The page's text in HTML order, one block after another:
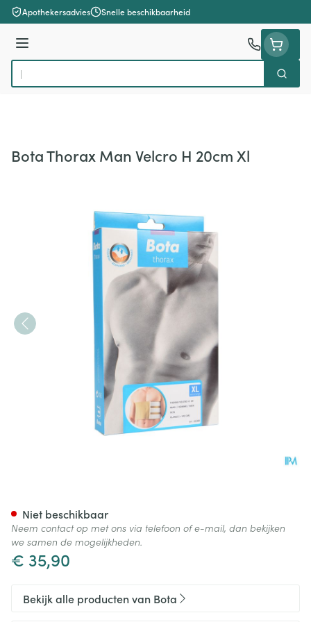
Ga naar de inhoud
Apothekersadvies Snelle beschikbaarheid
Menu
Product, merk, categorie...
Zoek
Bota Thorax Man Velcro H 20cm Xl
€ 35,90
Niet beschikbaar
Neem contact op met ons via telefoon of e-mail, dan bekijken
we samen de mogelijkheden.
Bekijk alle producten van Bota